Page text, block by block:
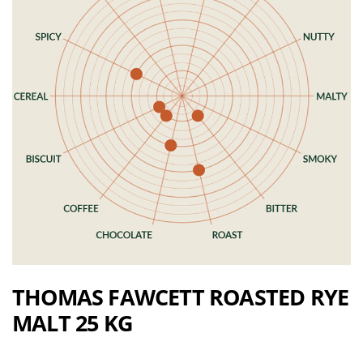
THOMAS FAWCETT ROASTED RYE
MALT 25 KG